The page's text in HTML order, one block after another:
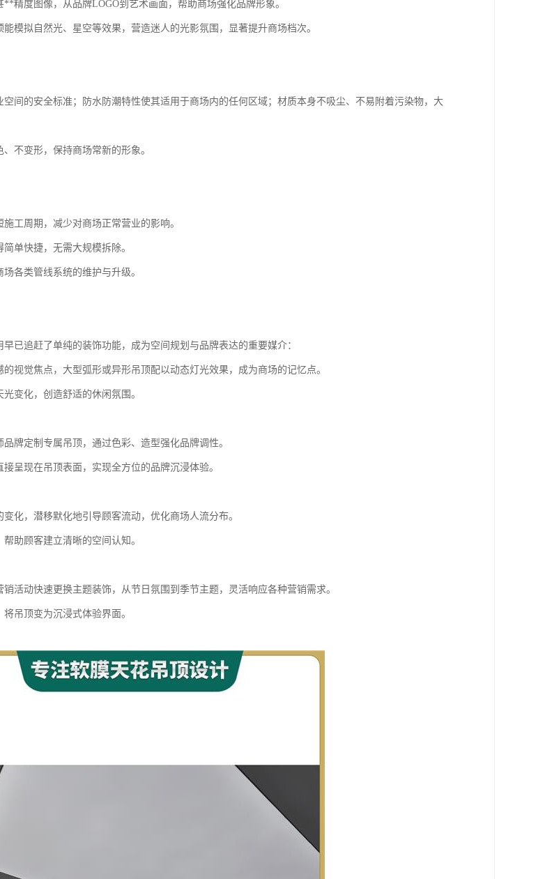
精度图像，从品牌LOGO到艺术画面，帮助商场强化品牌形象。
模拟自然光、星空等效果，营造迷人的光影氛围，显著提升商场档次。
间的安全标准；防水防潮特性使其适用于商场内的任何区域；材质本身不吸尘、不易附着污染物，大
不变形，保持商场常新的形象。
工周期，减少对商场正常营业的影响。
单快捷，无需大规模拆除。
各类管线系统的维护与升级。
已追赶了单纯的装饰功能，成为空间规划与品牌表达的重要媒介：
视觉焦点，大型弧形或异形吊顶配以动态灯光效果，成为商场的记忆点。
变化，创造舒适的休闲氛围。
牌定制专属吊顶，通过色彩、造型强化品牌调性。
呈现在吊顶表面，实现全方位的品牌沉浸体验。
化，潜移默化地引导顾客流动，优化商场人流分布。
助顾客建立清晰的空间认知。
活动快速更换主题装饰，从节日氛围到季节主题，灵活响应各种营销需求。
吊顶变为沉浸式体验界面。